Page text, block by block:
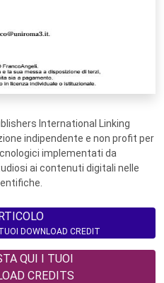
International Linking
indipendente e non profit per
implementati da
ai contenuti digitali nelle
DOWNLOAD CREDIT
QUI I TUOI
CREDITS